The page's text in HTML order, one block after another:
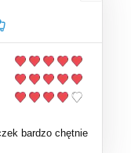
bardzo chętnie